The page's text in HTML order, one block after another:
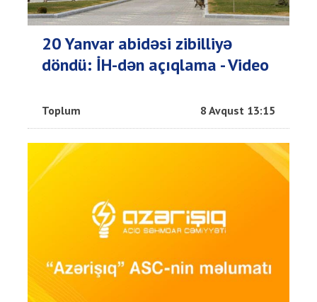
20 Yanvar abidəsi zibilliyə
döndü: İH-dən açıqlama - Video
Toplum 8 Avqust 13:15